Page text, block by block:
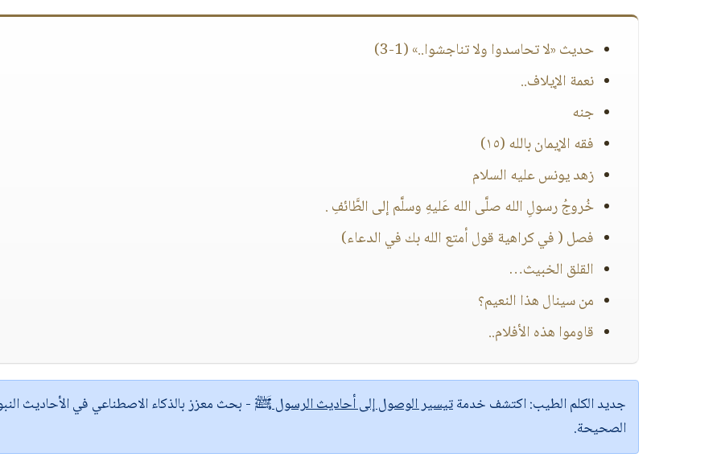
حديث «لا تحاسدوا ولا تناجشوا..» (1-3)
نعمة الإيلاف..
جنه
فقه الإيمان بالله (١٥)
زهد يونس عليه السلام
خُروجُ رسولِ الله صلَّى الله عَليهِ وسلَّم إلى الطَّائفِ .
فصل ( في كراهية قول أمتع الله بك في الدعاء)
القلق الخبيث…
من سينال هذا النعيم؟
قاوموا هذه الأفلام..
جديد الكلم الطيب:اكتشف خدمةتيسير الوصول إلى أحاديث الرسول ﷺ - بحث معزز بالذكاء الاصطناعي في الأحاديث
الصحيحة.